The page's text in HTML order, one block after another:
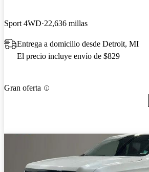
Sport 4WD 22,636 millas
Entrega a domicilio desde Detroit, MI
El precio incluye envío de $829
Gran oferta